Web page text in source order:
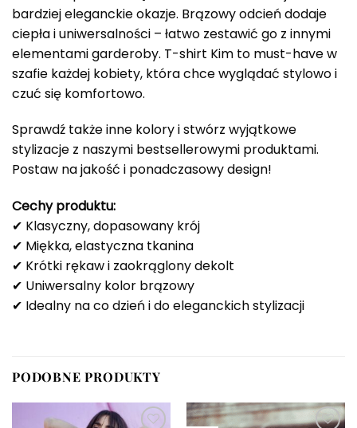
bardziej eleganckie okazje. Brązowy odcień dodaje
ciepła i uniwersalności – łatwo zestawić go z innymi
elementami garderoby. T-shirt Kim to must-have w
szafie każdej kobiety, która chce wyglądać stylowo i
czuć się komfortowo.
Sprawdź także inne kolory i stwórz wyjątkowe
stylizacje z naszymi bestsellerowymi produktami.
Postaw na jakość i ponadczasowy design!
Cechy produktu:
✔ Klasyczny, dopasowany krój
✔ Miękka, elastyczna tkanina
✔ Krótki rękaw i zaokrąglony dekolt
✔ Uniwersalny kolor brązowy
✔ Idealny na co dzień i do eleganckich stylizacji
PODOBNE PRODUKTY